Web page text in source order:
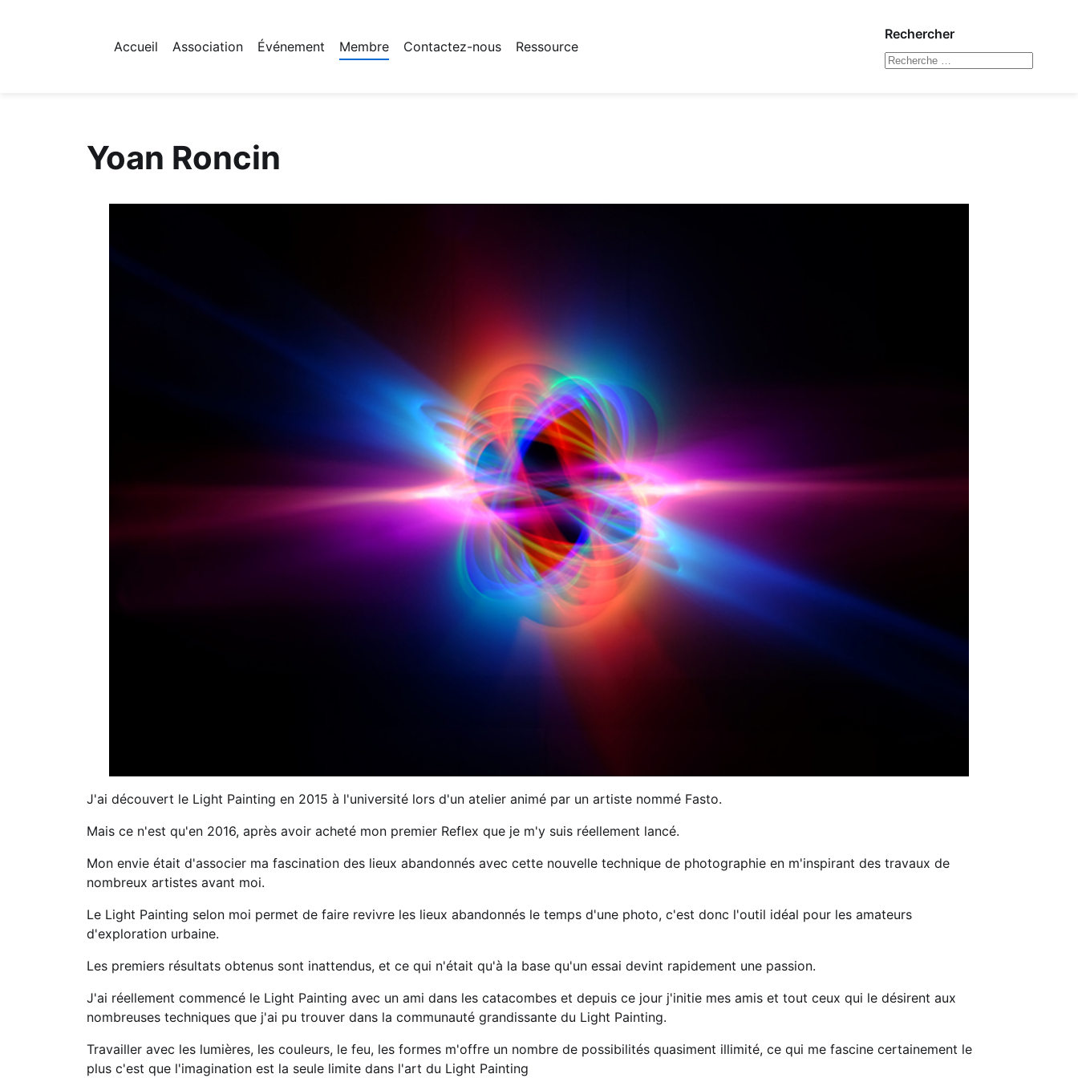
Accueil Association Événement Membre Contactez-nous Ressource
Rechercher
Yoan Roncin
J'ai découvert le Light Painting en 2015 à l'université lors d'un atelier animé par un artiste nommé Fasto.
Mais ce n'est qu'en 2016, après avoir acheté mon premier Reflex que je m'y suis réellement lancé.
Mon envie était d'associer ma fascination des lieux abandonnés avec cette nouvelle technique de photographie en m'inspirant des travaux de
nombreux artistes avant moi.
Le Light Painting selon moi permet de faire revivre les lieux abandonnés le temps d'une photo, c'est donc l'outil idéal pour les amateurs
d'exploration urbaine.
Les premiers résultats obtenus sont inattendus, et ce qui n'était qu'à la base qu'un essai devint rapidement une passion.
J'ai réellement commencé le Light Painting avec un ami dans les catacombes et depuis ce jour j'initie mes amis et tout ceux qui le désirent aux
nombreuses techniques que j'ai pu trouver dans la communauté grandissante du Light Painting.
Travailler avec les lumières, les couleurs, le feu, les formes m'offre un nombre de possibilités quasiment illimité, ce qui me fascine certainement le
plus c'est que l'imagination est la seule limite dans l'art du Light Painting